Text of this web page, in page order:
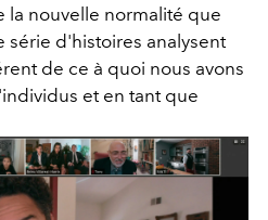
la nouvelle normalité que
série d'histoires analysent
de ce à quoi nous avons
et en tant que